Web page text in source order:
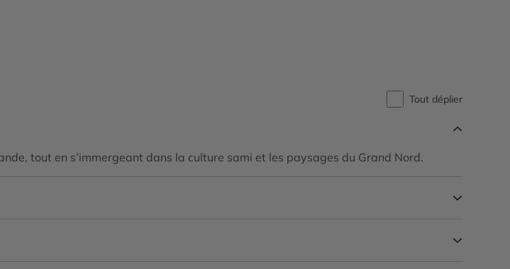
Tout déplier
tout en s’immergeant dans la culture sami et les paysages du Grand Nord.